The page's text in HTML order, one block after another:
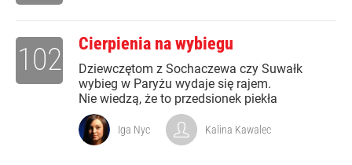
Cierpienia na wybiegu
Dziewczętom z Sochaczewa czy Suwałk
wybieg w Paryżu wydaje się rajem.
Nie wiedzą, że to przedsionek piekła
102
Iga Nyc Kalina Kawalec